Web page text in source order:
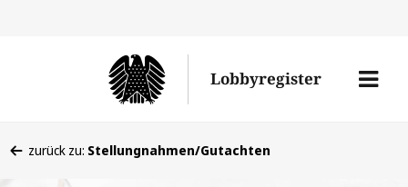
Lobbyregister
Menü
befinden
zurück zu: Stellungnahmen/Gutachten